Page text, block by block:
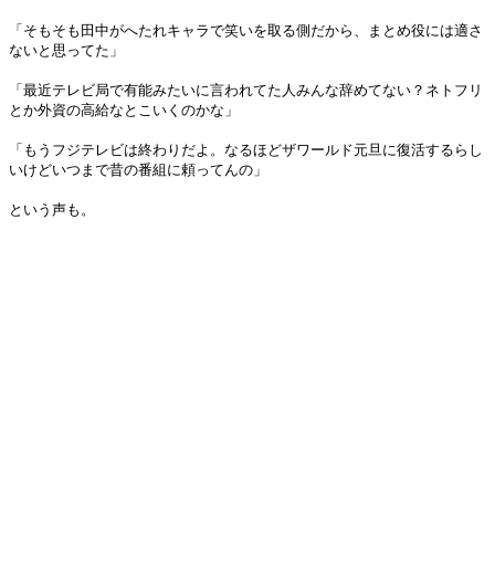
「そもそも田中がへたれキャラで笑いを取る側だから、まとめ役には適さ
ないと思ってた」
「最近テレビ局で有能みたいに言われてた人みんな辞めてない？ネトフリ
とか外資の高給なとこいくのかな」
「もうフジテレビは終わりだよ。なるほどザワールド元旦に復活するらし
いけどいつまで昔の番組に頼ってんの」
という声も。